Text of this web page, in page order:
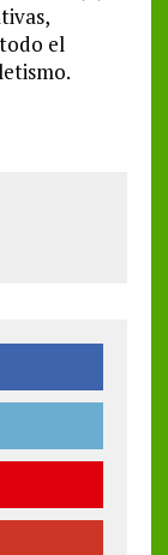
el